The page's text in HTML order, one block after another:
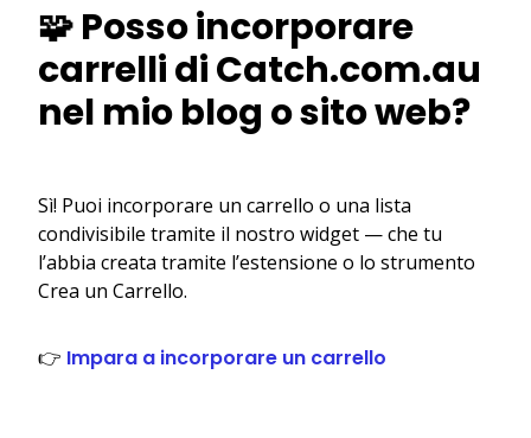
🧩 Posso incorporare
carrelli di Catch.com.au
nel mio blog o sito web?
Sì! Puoi incorporare un carrello o una lista
condivisibile tramite il nostro widget — che tu
l’abbia creata tramite l’estensione o lo strumento
Crea un Carrello.
👉 Impara a incorporare un carrello